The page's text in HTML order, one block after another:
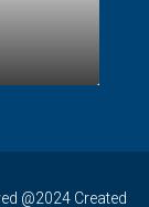
@2024 Created